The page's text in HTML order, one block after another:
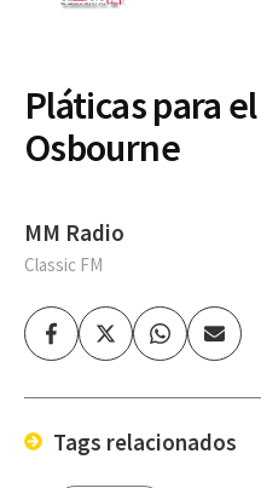
Pláticas para
Osbourne
MM Radio
Classic FM
FacebookTwitterWhatsapp
Enviar
por
Tags relacionados